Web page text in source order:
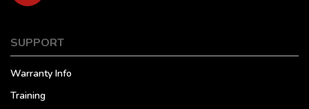
SUPPORT
Warranty Info
Training